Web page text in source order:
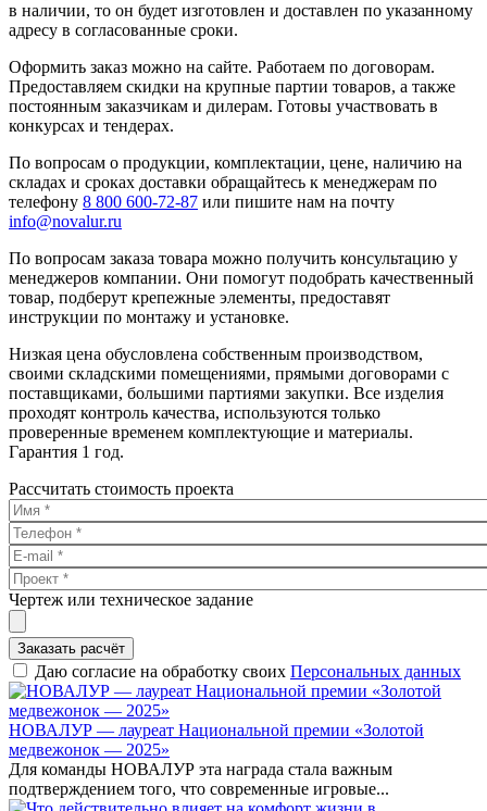
в наличии, то он будет изготовлен и доставлен по указанному
адресу в согласованные сроки.
Оформить заказ можно на сайте. Работаем по договорам.
Предоставляем скидки на крупные партии товаров, а также
постоянным заказчикам и дилерам. Готовы участвовать в
конкурсах и тендерах.
По вопросам о продукции, комплектации, цене, наличию на
складах и сроках доставки обращайтесь к менеджерам по
телефону 8 800 600-72-87 или пишите нам на почту
info@novalur.ru
По вопросам заказа товара можно получить консультацию у
менеджеров компании. Они помогут подобрать качественный
товар, подберут крепежные элементы, предоставят
инструкции по монтажу и установке.
Низкая цена обусловлена собственным производством,
своими складскими помещениями, прямыми договорами с
поставщиками, большими партиями закупки. Все изделия
проходят контроль качества, используются только
проверенные временем комплектующие и материалы.
Гарантия 1 год.
Рассчитать стоимость проекта
Чертеж или техническое задание
Заказать расчёт
Даю согласие на обработку своих Персональных данных
НОВАЛУР — лауреат Национальной премии «Золотой
медвежонок — 2025»
Для команды НОВАЛУР эта награда стала важным
подтверждением того, что современные игровые...